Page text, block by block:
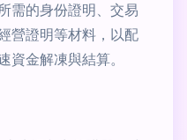
需的身份證明、交易
營證明等材料，以配
資金解凍與結算。